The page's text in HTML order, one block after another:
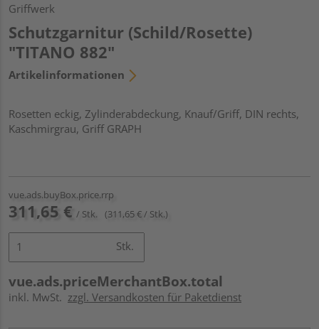
Griffwerk
Schutzgarnitur (Schild/Rosette)
"TITANO 882"
Artikelinformationen
Rosetten eckig, Zylinderabdeckung, Knauf/Griff, DIN rechts,
Kaschmirgrau, Griff GRAPH
vue.ads.buyBox.price.rrp
311,65 € / Stk. (311,65 € / Stk.)
Stk.
vue.ads.priceMerchantBox.total
inkl. MwSt. zzgl. Versandkosten für Paketdienst